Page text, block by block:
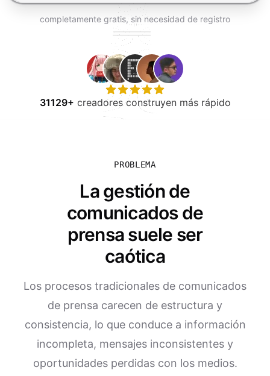
completamente gratis, sin necesidad de registro
31129+ creadores construyen más rápido
PROBLEMA
La gestión de
comunicados de
prensa suele ser
caótica
Los procesos tradicionales de comunicados
de prensa carecen de estructura y
consistencia, lo que conduce a información
incompleta, mensajes inconsistentes y
oportunidades perdidas con los medios.